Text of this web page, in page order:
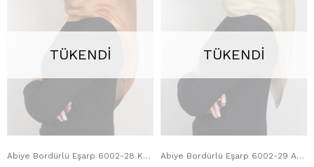
TÜKENDI
Abiye Bordürlü Eşarp 6002-28 Kavuniçi
TÜKENDI
Abiye Bordürlü Eşarp 6002-29 Açık Gold